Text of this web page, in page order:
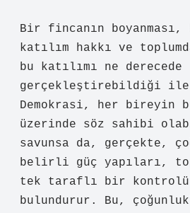
Bir fincanın boyanması,
katılım hakkı ve
bu katılımı ne derecede
gerçekleştirebildiği
Demokrasi, her bireyin
üzerinde söz sahibi
savunsa da, gerçekte,
belirli güç yapıları,
tek taraflı bir
bulundurur. Bu,